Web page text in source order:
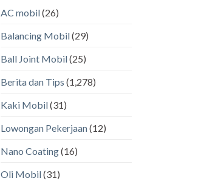
AC mobil(26)
Balancing Mobil(29)
Ball Joint Mobil(25)
Berita dan Tips (1,278)
Kaki Mobil(31)
Lowongan Pekerjaan(12)
Nano Coating(16)
Oli Mobil(31)